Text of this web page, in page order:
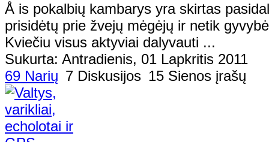
Å is pokalbių kambarys yra skirtas
prisidėtų prie žvejų mėgėjų ir netik
Kviečiu visus aktyviai dalyvauti ...
Sukurta: Antradienis, 01 Lapkritis 2011
69 Narių 7 Diskusijos 15 Sienos įrašų